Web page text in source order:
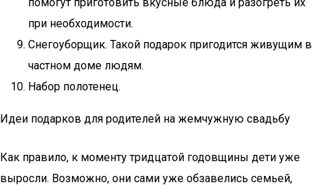
при необходимости.
Снегоуборщик. Такой подарок пригодится живущим в
частном доме людям.
Набор полотенец.
Идеи подарков для родителей на жемчужную свадьбу
Как правило, к моменту тридцатой годовщины дети уже
выросли. Возможно, они сами уже обзавелись семьей,